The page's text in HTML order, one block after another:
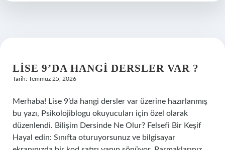
?
LISE 9’DA HANGI DERSLER VAR ?
Tarih: Temmuz 25, 2026
Merhaba! Lise 9’da hangi dersler var üzerine hazırlanmış
bu yazı, Psikolojiblogu okuyucuları için özel olarak
düzenlendi. Bilişim Dersinde Ne Olur? Felsefi Bir Keşif
Hayal edin: Sınıfta oturuyorsunuz ve bilgisayar